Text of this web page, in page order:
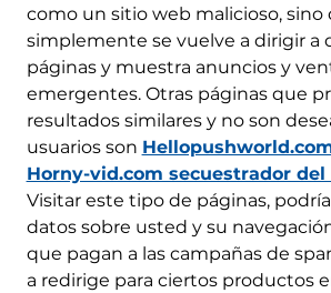
como un sitio web malicioso, sino
simplemente se vuelve a dirigir a
páginas y muestra anuncios y
emergentes. Otras páginas que
resultados similares y no son
usuarios son
Horny-vid.com secuestrador del
Visitar este tipo de páginas,
datos sobre usted y su
que pagan a las campañas de
a redirige para ciertos productos